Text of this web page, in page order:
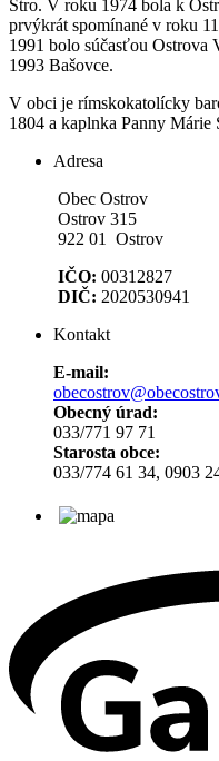
Stro. V roku 1974 bola k
prvýkrát spomínané v roku
1991 bolo súčasťou Ostrova
1993 Bašovce.
V obci je rímskokatolícky
1804 a kaplnka Panny Márie
Adresa
Obec Ostrov
Ostrov 315
922 01 Ostrov
IČO: 00312827
DIČ: 2020530941
Kontakt
E-mail:
Obecný úrad:
033/771 97 71
Starosta obce:
033/774 61 34, 0903